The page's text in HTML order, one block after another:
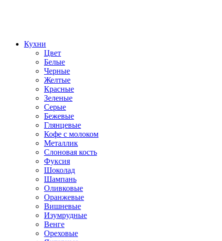
Кухни
Цвет
Белые
Черные
Желтые
Красные
Зеленые
Серые
Бежевые
Глянцевые
Кофе с молоком
Металлик
Слоновая кость
Фуксия
Шоколад
Шампань
Оливковые
Оранжевые
Вишневые
Изумрудные
Венге
Ореховые